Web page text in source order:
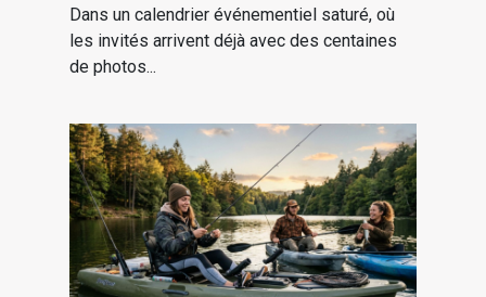
l’ambiance de votre
événement
Dans un calendrier événementiel saturé, où
les invités arrivent déjà avec des centaines
de photos...